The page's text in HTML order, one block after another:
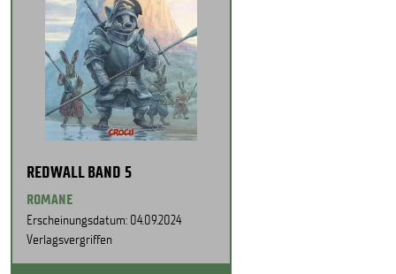
REDWALL BAND 5
ROMANE
Erscheinungsdatum: 04.09.2024
Verlagsvergriffen